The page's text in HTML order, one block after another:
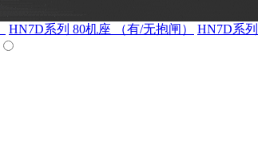
HN7D系列 80机座 （有/无抱闸）
HN7D系